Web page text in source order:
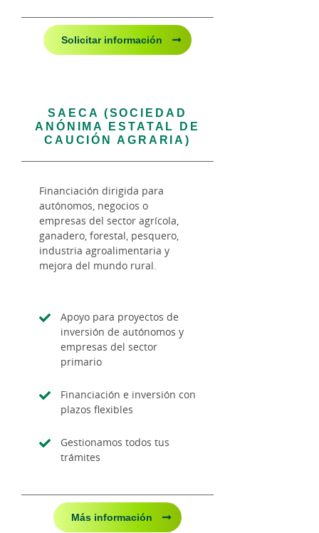
Solicitar información
SAECA (SOCIEDAD
ANÓNIMA ESTATAL DE
CAUCIÓN AGRARIA)
Financiación dirigida para
autónomos, negocios o
empresas del sector agrícola,
ganadero, forestal, pesquero,
industria agroalimentaria y
mejora del mundo rural.
Apoyo para proyectos de
inversión de autónomos y
empresas del sector
primario
Financiación e inversión con
plazos flexibles
Gestionamos todos tus
trámites
Más información